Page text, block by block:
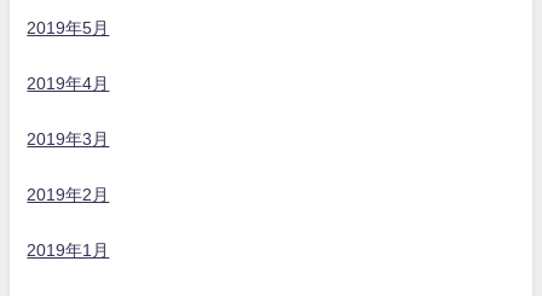
2019年5月
2019年4月
2019年3月
2019年2月
2019年1月